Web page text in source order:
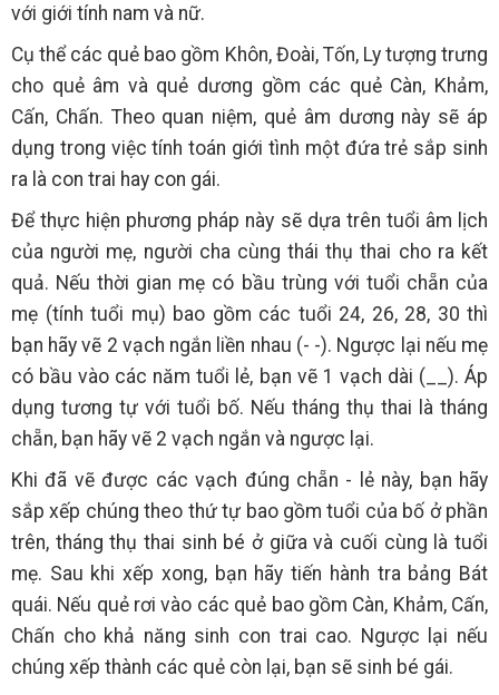
với giới tính nam và nữ.
Cụ thể các quẻ bao gồm Khôn, Đoài, Tốn, Ly tượng trưng
cho quẻ âm và quẻ dương gồm các quẻ Càn, Khảm,
Cấn, Chấn. Theo quan niệm, quẻ âm dương này sẽ áp
dụng trong việc tính toán giới tình một đứa trẻ sắp sinh
ra là con trai hay con gái.
Để thực hiện phương pháp này sẽ dựa trên tuổi âm lịch
của người mẹ, người cha cùng thái thụ thai cho ra kết
quả. Nếu thời gian mẹ có bầu trùng với tuổi chẵn của
mẹ (tính tuổi mụ) bao gồm các tuổi 24, 26, 28, 30 thì
bạn hãy vẽ 2 vạch ngắn liền nhau (- -). Ngược lại nếu mẹ
có bầu vào các năm tuổi lẻ, bạn vẽ 1 vạch dài (__). Áp
dụng tương tự với tuổi bố. Nếu tháng thụ thai là tháng
chẵn, bạn hãy vẽ 2 vạch ngắn và ngược lại.
Khi đã vẽ được các vạch đúng chẵn - lẻ này, bạn hãy
sắp xếp chúng theo thứ tự bao gồm tuổi của bố ở phần
trên, tháng thụ thai sinh bé ở giữa và cuối cùng là tuổi
mẹ. Sau khi xếp xong, bạn hãy tiến hành tra bảng Bát
quái. Nếu quẻ rơi vào các quẻ bao gồm Càn, Khảm, Cấn,
Chấn cho khả năng sinh con trai cao. Ngược lại nếu
chúng xếp thành các quẻ còn lại, bạn sẽ sinh bé gái.